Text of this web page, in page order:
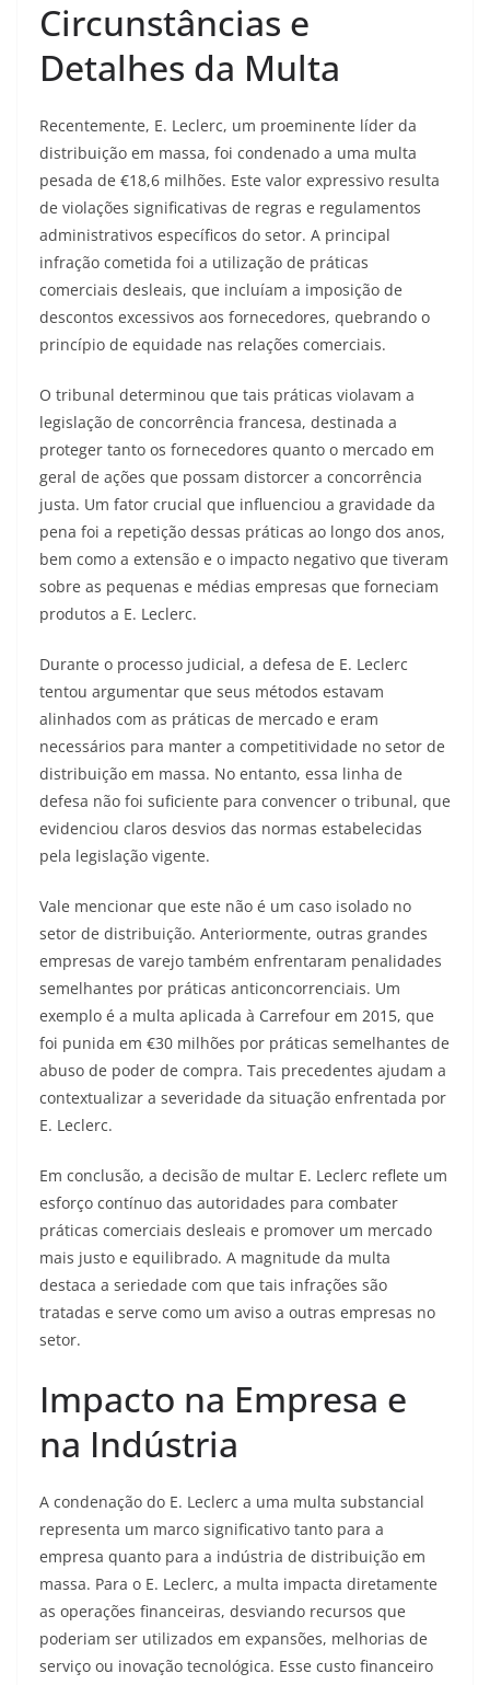
Circunstâncias e
Detalhes da Multa
Recentemente, E. Leclerc, um proeminente líder da
distribuição em massa, foi condenado a uma multa
pesada de €18,6 milhões. Este valor expressivo resulta
de violações significativas de regras e regulamentos
administrativos específicos do setor. A principal
infração cometida foi a utilização de práticas
comerciais desleais, que incluíam a imposição de
descontos excessivos aos fornecedores, quebrando o
princípio de equidade nas relações comerciais.
O tribunal determinou que tais práticas violavam a
legislação de concorrência francesa, destinada a
proteger tanto os fornecedores quanto o mercado em
geral de ações que possam distorcer a concorrência
justa. Um fator crucial que influenciou a gravidade da
pena foi a repetição dessas práticas ao longo dos anos,
bem como a extensão e o impacto negativo que tiveram
sobre as pequenas e médias empresas que forneciam
produtos a E. Leclerc.
Durante o processo judicial, a defesa de E. Leclerc
tentou argumentar que seus métodos estavam
alinhados com as práticas de mercado e eram
necessários para manter a competitividade no setor de
distribuição em massa. No entanto, essa linha de
defesa não foi suficiente para convencer o tribunal, que
evidenciou claros desvios das normas estabelecidas
pela legislação vigente.
Vale mencionar que este não é um caso isolado no
setor de distribuição. Anteriormente, outras grandes
empresas de varejo também enfrentaram penalidades
semelhantes por práticas anticoncorrenciais. Um
exemplo é a multa aplicada à Carrefour em 2015, que
foi punida em €30 milhões por práticas semelhantes de
abuso de poder de compra. Tais precedentes ajudam a
contextualizar a severidade da situação enfrentada por
E. Leclerc.
Em conclusão, a decisão de multar E. Leclerc reflete um
esforço contínuo das autoridades para combater
práticas comerciais desleais e promover um mercado
mais justo e equilibrado. A magnitude da multa
destaca a seriedade com que tais infrações são
tratadas e serve como um aviso a outras empresas no
setor.
Impacto na Empresa e
na Indústria
A condenação do E. Leclerc a uma multa substancial
representa um marco significativo tanto para a
empresa quanto para a indústria de distribuição em
massa. Para o E. Leclerc, a multa impacta diretamente
as operações financeiras, desviando recursos que
poderiam ser utilizados em expansões, melhorias de
serviço ou inovação tecnológica. Esse custo financeiro